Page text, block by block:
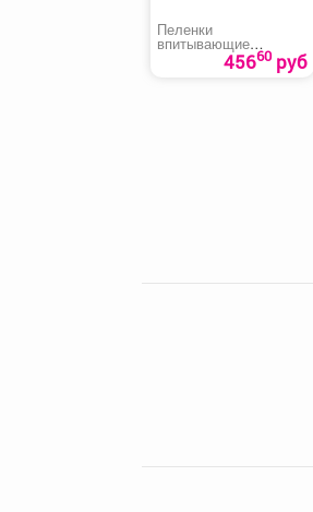
Пеленки
впитывающие
«Медлил» эконом
45660руб